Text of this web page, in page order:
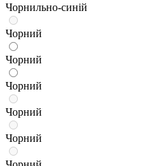
Чорнильно-синій
Чорний
Чорний
Чорний
Чорний
Чорний